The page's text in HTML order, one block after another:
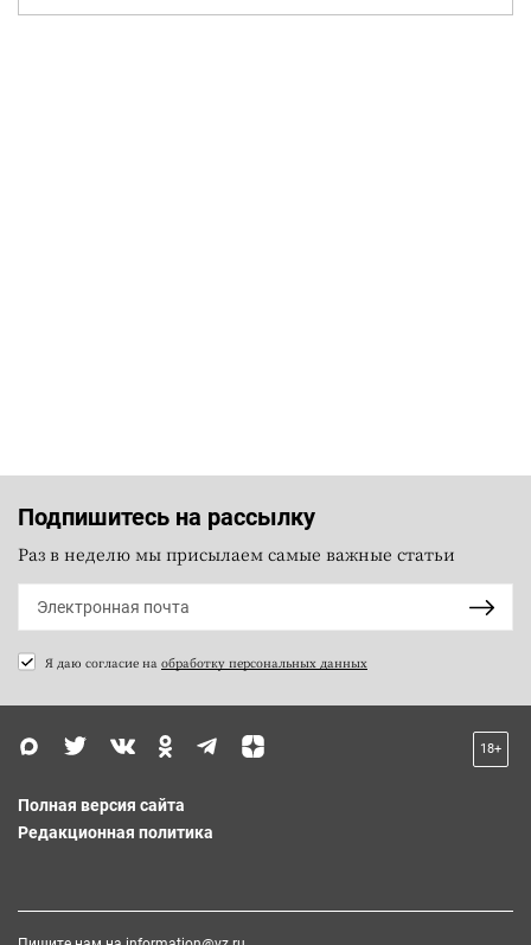
Подпишитесь на рассылку
Раз в неделю мы присылаем самые важные статьи
Я даю согласие на обработку персональных данных
18+
Полная версия сайта
Редакционная политика